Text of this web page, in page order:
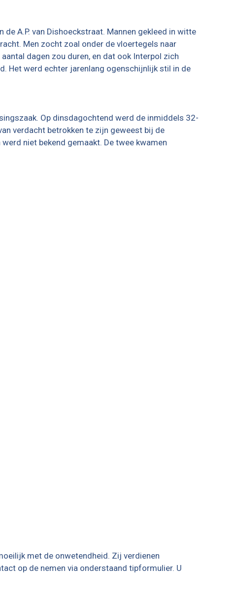
A.P. van Dishoeckstraat. Mannen gekleed in witte
Men zocht zoal onder de vloertegels naar
dagen zou duren, en dat ook Interpol zich
Het werd echter jarenlang ogenschijnlijk stil in de
Op dinsdagochtend werd de inmiddels 32-
verdacht betrokken te zijn geweest bij de
niet bekend gemaakt. De twee kwamen
met de onwetendheid. Zij verdienen
op de nemen via onderstaand tipformulier. U